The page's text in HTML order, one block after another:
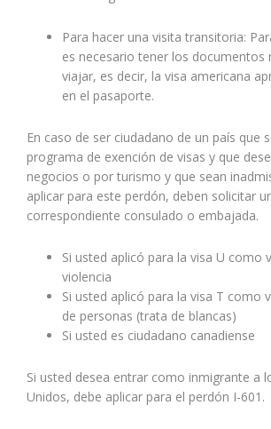
Para hacer una visita transitoria:
es necesario tener los documentos
viajar, es decir, la visa americana
en el pasaporte.
En caso de ser ciudadano de un país que
programa de exención de visas y que
negocios o por turismo y que sean
aplicar para este perdón, deben solicitar
correspondiente consulado o embajada.
Si usted aplicó para la visa U como
violencia
Si usted aplicó para la visa T como
de personas (trata de blancas)
Si usted es ciudadano canadiense
Si usted desea entrar como inmigrante a
Unidos, debe aplicar para el perdón I-601.